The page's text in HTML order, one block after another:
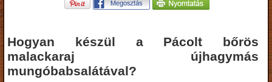
Hogyan készül a Pácolt bőrös
malackaraj újhagymás
mungóbabsalátával?